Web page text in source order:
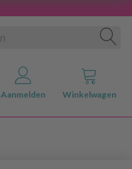
Aanmelden Winkelwagen